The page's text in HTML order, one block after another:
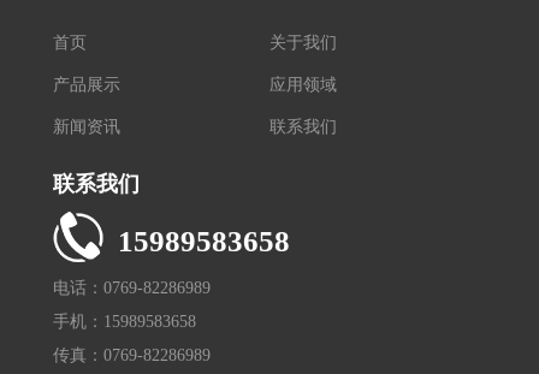
首页 关于我们
产品展示 应用领域
新闻资讯 联系我们
联系我们
15989583658
电话：0769-82286989
手机：15989583658
传真：0769-82286989